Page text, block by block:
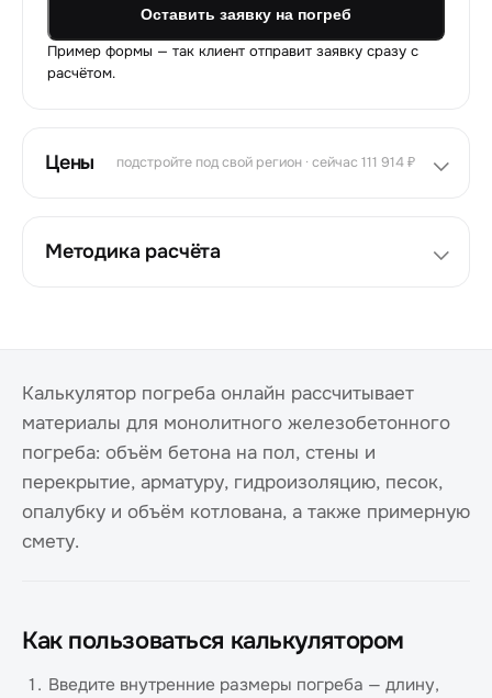
Оставить заявку на погреб
Пример формы — так клиент отправит заявку сразу с
расчётом.
Цены подстройте под свой регион · сейчас 111 914 ₽
Методика расчёта
Калькулятор погреба онлайн рассчитывает
материалы для монолитного железобетонного
погреба: объём бетона на пол, стены и
перекрытие, арматуру, гидроизоляцию, песок,
опалубку и объём котлована, а также примерную
смету.
Как пользоваться калькулятором
Введите внутренние размеры погреба — длину,